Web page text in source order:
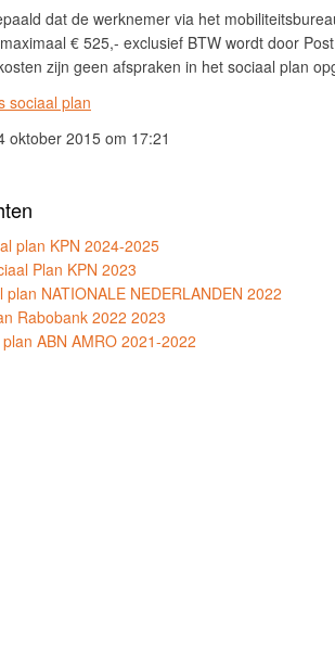
dat de werknemer via het
€ 525,- exclusief BTW wordt door
zijn geen afspraken in het sociaal plan
sociaal plan
oktober 2015 om 17:21
plan KPN 2024-2025
Plan KPN 2023
plan NATIONALE NEDERLANDEN 2022
Rabobank 2022 2023
ABN AMRO 2021-2022